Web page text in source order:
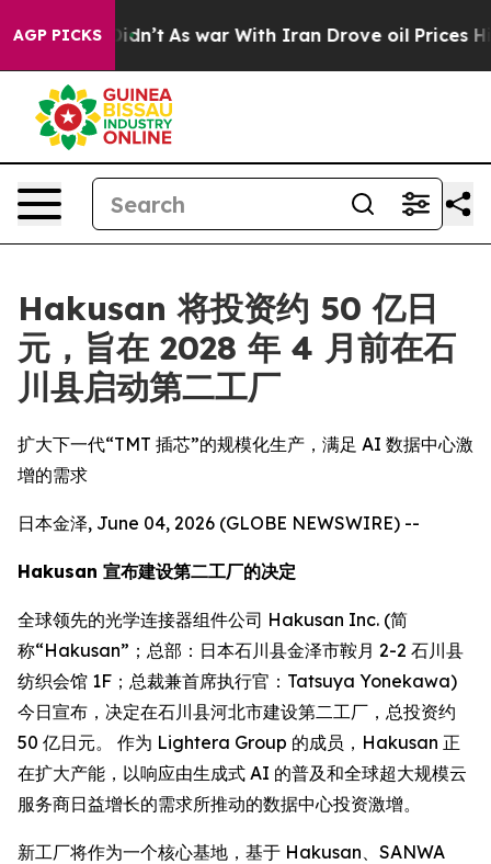
AGP PICKS
it Didn’t As war With Iran Drove oil Prices Higher,
Hakusan 将投资约 50 亿日
元，旨在 2028 年 4 月前在石
川县启动第二工厂
扩大下一代“TMT 插芯”的规模化生产，满足 AI 数据中心激
增的需求
日本金泽, June 04, 2026 (GLOBE NEWSWIRE) --
Hakusan 宣布建设第二工厂的决定
全球领先的光学连接器组件公司 Hakusan Inc. (简
称“Hakusan”；总部：日本石川县金泽市鞍月 2-2 石川县
纺织会馆 1F；总裁兼首席执行官：Tatsuya Yonekawa)
今日宣布，决定在石川县河北市建设第二工厂，总投资约
50 亿日元。 作为 Lightera Group 的成员，Hakusan 正
在扩大产能，以响应由生成式 AI 的普及和全球超大规模云
服务商日益增长的需求所推动的数据中心投资激增。
新工厂将作为一个核心基地，基于 Hakusan、SANWA